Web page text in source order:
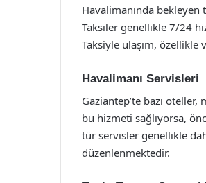
Havalimanında
Taksiler genellikle 7/24
Taksiyle ulaşım, özellikle
Havalimanı Servisleri
Gaziantep’te bazı
bu hizmeti sağlıyorsa,
tür servisler genellikle
düzenlenmektedir.